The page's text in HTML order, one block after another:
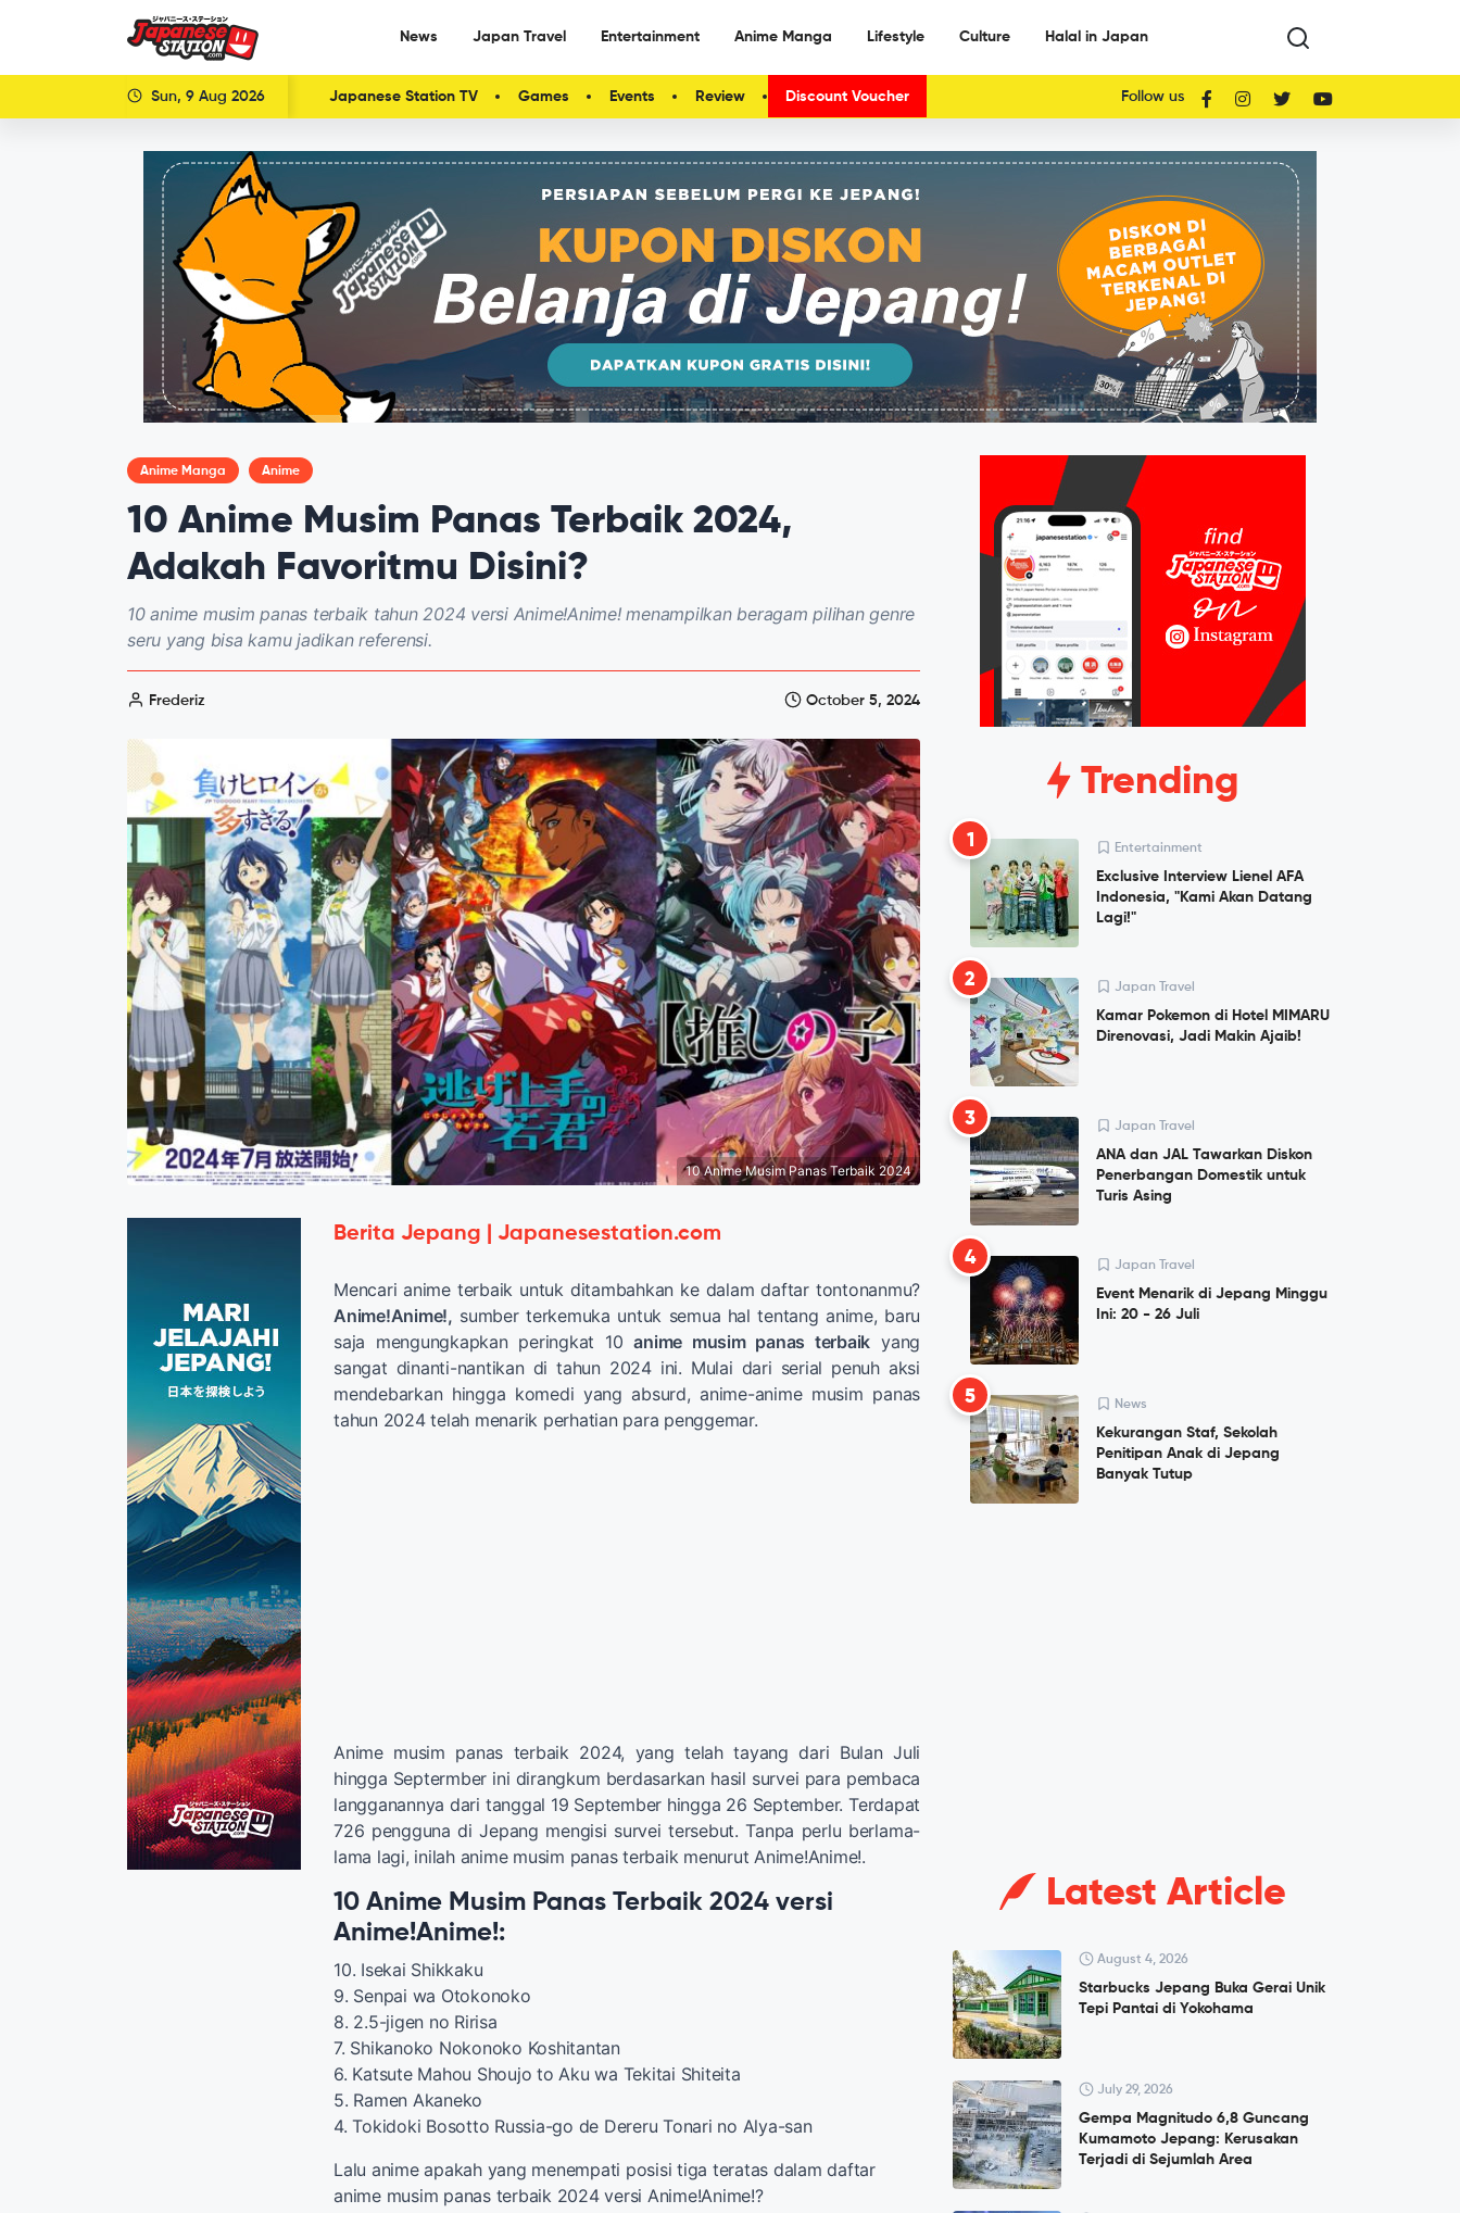
News Japan Travel Entertainment Anime Manga Lifestyle Culture Halal in Japan
Sun, 9 Aug 2026 Japanese Station TV Games Events Review Discount Voucher Follow us
Anime Manga Anime
10 Anime Musim Panas Terbaik 2024,
Adakah Favoritmu Disini?
10 anime musim panas terbaik tahun 2024 versi Anime!Anime! menampilkan beragam pilihan genre
seru yang bisa kamu jadikan referensi.
Frederiz October 5, 2024
10 Anime Musim Panas Terbaik 2024
Berita Jepang | Japanesestation.com
Mencari anime terbaik untuk ditambahkan ke dalam daftar tontonanmu?
Anime!Anime!, sumber terkemuka untuk semua hal tentang anime, baru
saja mengungkapkan peringkat 10anime musim panas terbaik yang
sangat dinanti-nantikan di tahun 2024 ini. Mulai dari serial penuh aksi
mendebarkan hingga komedi yang absurd, anime-anime musim panas
tahun 2024 telah menarik perhatian para penggemar.
Anime musim panas terbaik 2024, yang telah tayang dari Bulan Juli
hingga Septermber ini dirangkum berdasarkan hasil survei para pembaca
langganannya dari tanggal 19 September hingga 26 September. Terdapat
726 pengguna di Jepang mengisi survei tersebut. Tanpa perlu berlama-
lama lagi, inilah anime musim panas terbaik menurut Anime!Anime!.
10 Anime Musim Panas Terbaik 2024 versi
Anime!Anime!:
10. Isekai Shikkaku
9. Senpai wa Otokonoko
8. 2.5-jigen no Ririsa
7. Shikanoko Nokonoko Koshitantan
6. Katsute Mahou Shoujo to Aku wa Tekitai Shiteita
5. Ramen Akaneko
4. Tokidoki Bosotto Russia-go de Dereru Tonari no Alya-san
Lalu anime apakah yang menempati posisi tiga teratas dalam daftar
anime musim panas terbaik 2024 versi Anime!Anime!?
Trending
1 Entertainment
Exclusive Interview Lienel AFA
Indonesia, "Kami Akan Datang
Lagi!"
2 Japan Travel
Kamar Pokemon di Hotel MIMARU
Direnovasi, Jadi Makin Ajaib!
3 Japan Travel
ANA dan JAL Tawarkan Diskon
Penerbangan Domestik untuk
Turis Asing
4 Japan Travel
Event Menarik di Jepang Minggu
Ini: 20 - 26 Juli
5 News
Kekurangan Staf, Sekolah
Penitipan Anak di Jepang
Banyak Tutup
Latest Article
August 4, 2026
Starbucks Jepang Buka Gerai Unik
Tepi Pantai di Yokohama
July 29, 2026
Gempa Magnitudo 6,8 Guncang
Kumamoto Jepang: Kerusakan
Terjadi di Sejumlah Area